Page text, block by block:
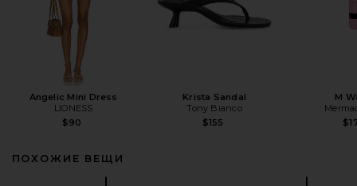
Angelic Mini Dress
LIONESS
$90
Krista Sandal
Tony Bianco
$155
M
ПОХОЖИЕ ВЕЩИ